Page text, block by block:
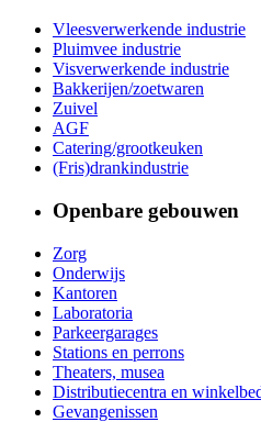
Vleesverwerkende industrie
Pluimvee industrie
Visverwerkende industrie
Bakkerijen/zoetwaren
Zuivel
AGF
Catering/grootkeuken
(Fris)drankindustrie
Openbare gebouwen
Zorg
Onderwijs
Kantoren
Laboratoria
Parkeergarages
Stations en perrons
Theaters, musea
Distributiecentra en
Gevangenissen